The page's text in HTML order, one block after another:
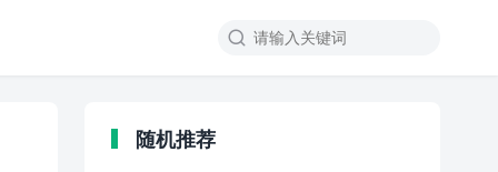
随机推荐